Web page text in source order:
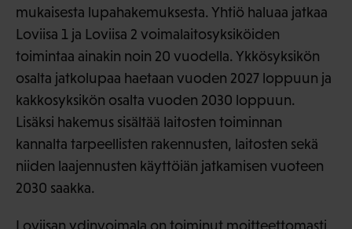
mukaisesta lupahakemuksesta. Yhtiö haluaa jatkaa
Loviisa 1 ja Loviisa 2 voimalaitosyksiköiden
toimintaa ainakin noin 20 vuodella. Ykkösyksikön
osalta jatkolupaa haetaan vuoden 2027 loppuun ja
kakkosyksikön osalta vuoden 2030 loppuun.
Lisäksi hakemus sisältää laitosten toiminnan
kannalta tarpeellisten rakennusten, laitosten sekä
niiden laajennusten käyttöiän jatkamisen vuoteen
2030 saakka.
Loviisan ydinvoimala on toiminut moitteettomasti